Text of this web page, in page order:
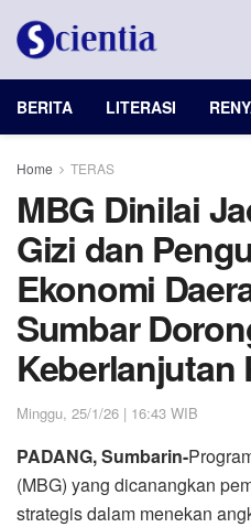
BERITA LITERASI
Home TERAS
MBG Dinilai
Gizi dan
Ekonomi
Sumbar
Keberlanjutan
Minggu, 25/1/26 | 16:43 WIB
PADANG, Sumbarin-
(MBG) yang dicanangkan
strategis dalam menekan